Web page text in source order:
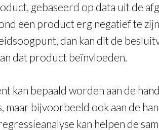
gebaseerd op data uit de
een product erg negatief te
dan kan dit de
dat product beïnvloeden.
kan bepaald worden aan de
maar bijvoorbeeld ook aan de
kan helpen de